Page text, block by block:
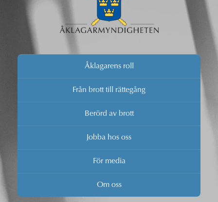
Åklagarens roll
Från brott till rättegång
Berörd av brott
Jobba hos oss
För media
Om oss